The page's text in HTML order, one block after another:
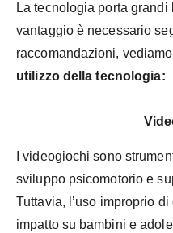
La tecnologia porta
vantaggio è necessario
raccomandazioni,
utilizzo della tecnologia:
I videogiochi sono
sviluppo psicomotorio e
Tuttavia, l’uso improprio
impatto su bambini e